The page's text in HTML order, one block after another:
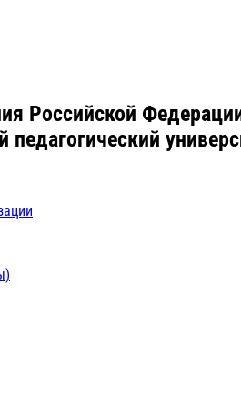
Российской